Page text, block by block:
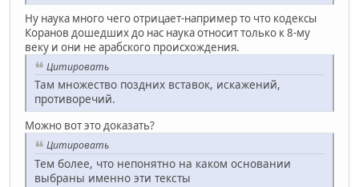
Ну наука много чего отрицает-например то что кодексы
Коранов дошедших до нас наука относит только к 8-му
веку и они не арабского происхождения.
Цитировать
Там множество поздних вставок, искажений,
противоречий.
Можно вот это доказать?
Цитировать
Тем более, что непонятно на каком основании
выбраны именно эти тексты